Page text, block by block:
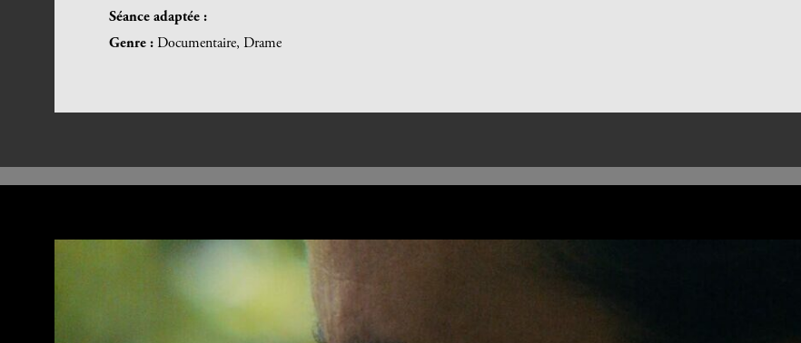
Séance adaptée :
Genre : Documentaire, Drame